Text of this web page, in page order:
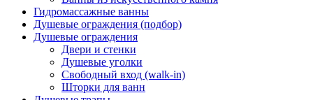
Гидромассажные ванны
Душевые ограждения (подбор)
Душевые ограждения
Двери и стенки
Душевые уголки
Свободный вход (walk-in)
Шторки для ванн